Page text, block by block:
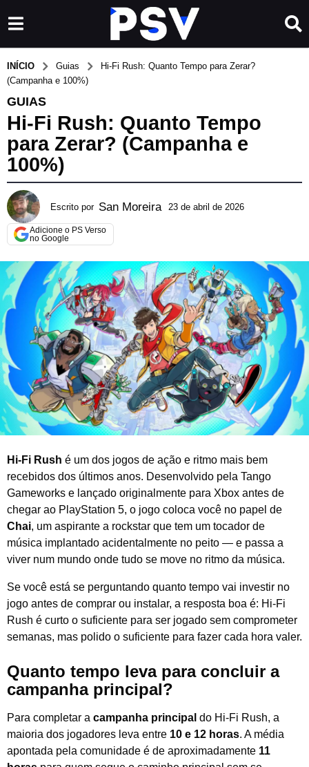
INÍCIO Guias
Hi-Fi Rush: Quanto Tempo para Zerar?
(Campanha e 100%)
GUIAS
Hi-Fi Rush: Quanto Tempo
para Zerar? (Campanha e
100%)
Escrito por San Moreira 23 de abril de 2026
a
r
i
l
d
e
2
0
2
6
Adicione o PS Verso
no Google
Hi-Fi Rush é um dos jogos de ação e ritmo mais bem
recebidos dos últimos anos. Desenvolvido pela Tango
Gameworks e lançado originalmente para Xbox antes de
chegar ao PlayStation 5, o jogo coloca você no papel de
Chai, um aspirante a rockstar que tem um tocador de
música implantado acidentalmente no peito — e passa a
viver num mundo onde tudo se move no ritmo da música.
Se você está se perguntando quanto tempo vai investir no
jogo antes de comprar ou instalar, a resposta boa é: Hi-Fi
Rush é curto o suficiente para ser jogado sem comprometer
semanas, mas polido o suficiente para fazer cada hora valer.
Quanto tempo leva para concluir a
campanha principal?
Para completar a campanha principal do Hi-Fi Rush, a
maioria dos jogadores leva entre 10 e 12 horas. A média
apontada pela comunidade é de aproximadamente 11